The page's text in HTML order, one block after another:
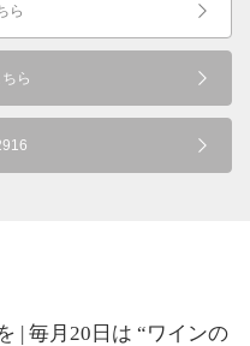
ら
ら
| 毎月20日は “ワインの